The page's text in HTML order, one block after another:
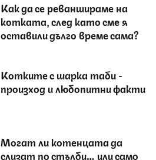
Как да се реваншираме на
котката, след като сме я
оставили дълго време сама?
Котките с шарка таби -
произход и любопитни факти
Могат ли котенцата да
слизат по стълби… или само